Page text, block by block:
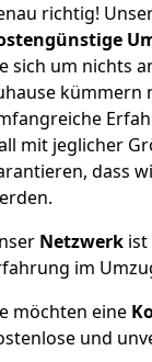
richtig!
sich um nichts
kümmern
mit jeglicher
dass
Netzwerk ist
im
möchten eine
und